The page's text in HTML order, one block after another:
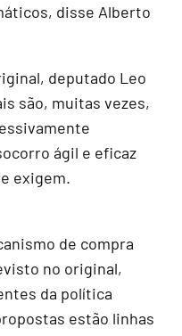
disse Alberto
deputado Leo
são, muitas vezes,
ágil e eficaz
exigem.
de compra
no original,
da política
estão linhas